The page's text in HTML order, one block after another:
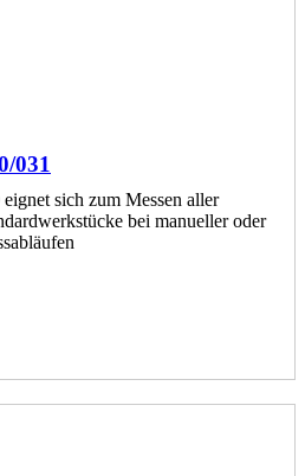
031
sich zum Messen aller
bei manueller oder